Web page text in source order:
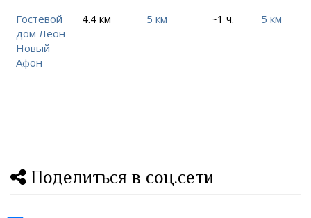
Гостевой
дом Леон
Новый
Афон
4.4 км 5 км ~1 ч. 5 км
Поделиться в соц.сети